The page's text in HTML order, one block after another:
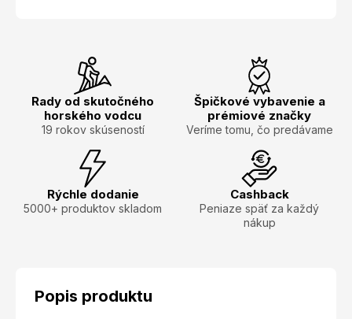
Rady od skutočného
horského vodcu
19 rokov skúseností
Špičkové vybavenie a
prémiové značky
Veríme tomu, čo predávame
Rýchle dodanie
5000+ produktov skladom
Cashback
Peniaze späť za každý
nákup
Popis produktu